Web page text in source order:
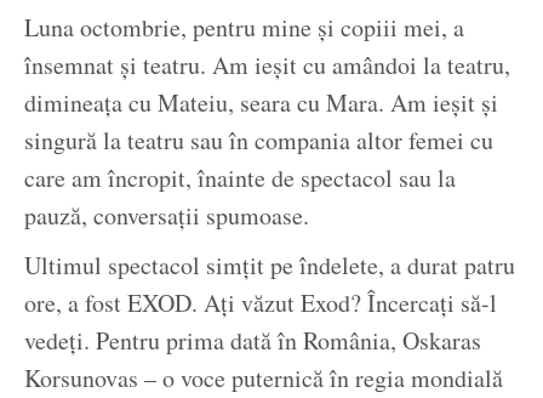
Luna octombrie, pentru mine și copiii mei, a
însemnat și teatru. Am ieșit cu amândoi la teatru,
dimineața cu Mateiu, seara cu Mara. Am ieșit și
singură la teatru sau în compania altor femei cu
care am încropit, înainte de spectacol sau la
pauză, conversații spumoase.
Ultimul spectacol simțit pe îndelete, a durat patru
ore, a fost EXOD. Ați văzut Exod? Încercați să-l
vedeți. Pentru prima dată în România, Oskaras
Korsunovas – o voce puternică în regia mondială